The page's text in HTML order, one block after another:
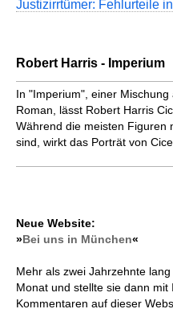
Justizirrtümer: Fehlurteile
Robert Harris - Imperium
In "Imperium", einer
Roman, lässt Robert Harris
Während die meisten Figuren
sind, wirkt das Porträt von
Neue Website:
»Bei uns in München«
Mehr als zwei Jahrzehnte
Monat und stellte sie dann mit
Kommentaren auf dieser